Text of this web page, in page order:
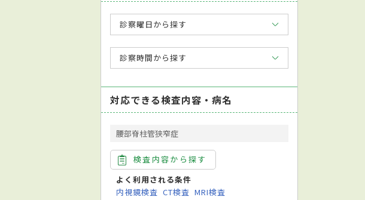
診察曜日から探す
診察時間から探す
対応できる検査内容・病名
腰部脊柱管狭窄症
検査内容から探す
よく利用される条件
内視鏡検査 CT検査 MRI検査